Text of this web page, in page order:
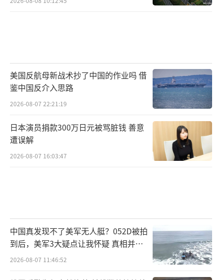
美国反航母新战术抄了中国的作业吗 借
鉴中国反介入思路
2026-08-07 22:21:19
日本演员捐款300万日元被骂脏钱 善意
遭误解
2026-08-07 16:03:47
中国真发现不了美军无人艇？052D被拍
到后，美军3大疑点让我怀疑 真相并非
如此
2026-08-07 11:46:52